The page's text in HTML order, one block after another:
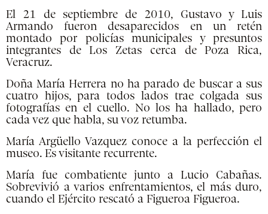
El 21 de septiembre de 2010, Gustavo y Luis
Armando fueron desaparecidos en un retén
montado por policías municipales y presuntos
integrantes de Los Zetas cerca de Poza Rica,
Veracruz.
Doña María Herrera no ha parado de buscar a sus
cuatro hijos, para todos lados trae colgada sus
fotografías en el cuello. No los ha hallado, pero
cada vez que habla, su voz retumba.
María Argüello Vazquez conoce a la perfección el
museo. Es visitante recurrente.
María fue combatiente junto a Lucio Cabañas.
Sobrevivió a varios enfrentamientos, el más duro,
cuando el Ejército rescató a Figueroa Figueroa.